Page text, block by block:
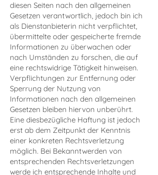
diesen Seiten nach den allgemeinen
Gesetzen verantwortlich, jedoch bin ich
als Dienstanbieterin nicht verpflichtet,
übermittelte oder gespeicherte fremde
Informationen zu überwachen oder
nach Umständen zu forschen, die auf
eine rechtswidrige Tätigkeit hinweisen.
Verpflichtungen zur Entfernung oder
Sperrung der Nutzung von
Informationen nach den allgemeinen
Gesetzen bleiben hiervon unberührt.
Eine diesbezügliche Haftung ist jedoch
erst ab dem Zeitpunkt der Kenntnis
einer konkreten Rechtsverletzung
möglich. Bei Bekanntwerden von
entsprechenden Rechtsverletzungen
werde ich entsprechende Inhalte und